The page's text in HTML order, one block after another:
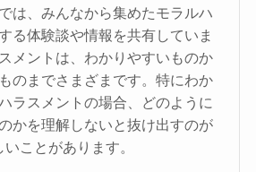
は、みんなから集めたモラルハ
る体験談や情報を共有していま
メントは、わかりやすいものか
のまでさまざまです。特にわか
ラスメントの場合、どのように
かを理解しないと抜け出すのが
いことがあります。